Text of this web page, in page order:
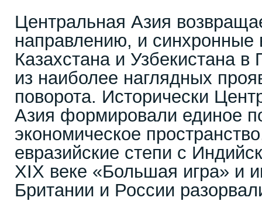
Центральная Азия
направлению, и синхронные
Казахстана и Узбекистана
из наиболее наглядных
поворота. Исторически
Азия формировали единое
экономическое
евразийские степи с
XIX веке «Большая игра» и
Британии и России